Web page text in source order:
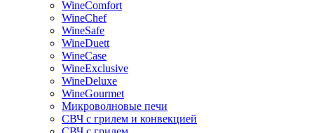
WineComfort
WineChef
WineSafe
WineDuett
WineCase
WineExclusive
WineDeluxe
WineGourmet
Микроволновые печи
СВЧ с грилем и конвекцией